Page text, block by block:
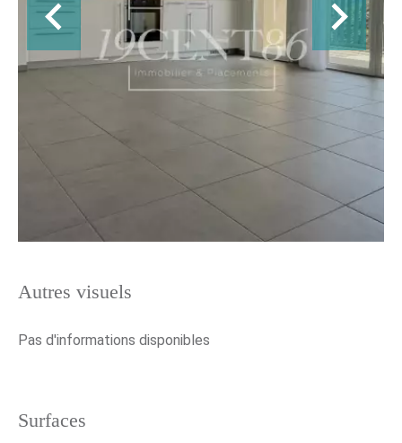
Autres visuels
Pas d'informations disponibles
Surfaces